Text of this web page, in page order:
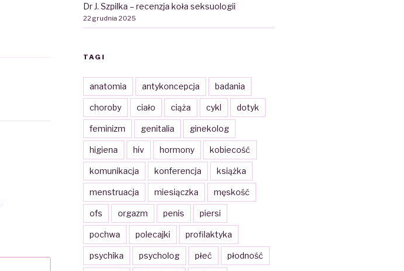
Dr J. Szpilka – recenzja koła seksuologii
22 grudnia 2025
TAGI
anatomia antykoncepcja badania
choroby ciało ciąża cykl dotyk
feminizm genitalia ginekolog
higiena hiv hormony kobiecość
komunikacja konferencja książka
menstruacja miesiączka męskość
ofs orgazm penis piersi
pochwa polecajki profilaktyka
psychika psycholog płeć płodność